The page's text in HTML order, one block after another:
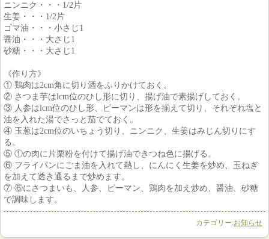
ニンニク・・・1/2片
生姜・・・1/2片
ゴマ油・・・小さじ1
醤油・・・大さじ1
砂糖・・・大さじ1
《作り方》
① 鶏肉は2cm角に切り酒をふりかけておく。
② さつま芋はlcm位のひし形に切り、揚げ油で素揚げしておく。
③ 人参はlcm位のひし形、ピーマンは形を揃えて切り、それぞれ塩と
油を入れた湯でさっと茄でておく。
④ 玉葱は2cm位のいちょう切り、ニンニク、生姜はみじん切りにす
る。
⑤ ①の肉に片栗粉を付けて揚げ油できつね色に揚げる。
⑥ フライパンにごま油を入れて熱し、にんにく生姜を炒め、玉ねぎ
を加えて透き通るまで炒めます。
⑦ ⑥にさつまいも、人参、ピーマン、鶏肉を加え炒め、醤油、砂糖
で調味します。
カテゴリー:お知らせ